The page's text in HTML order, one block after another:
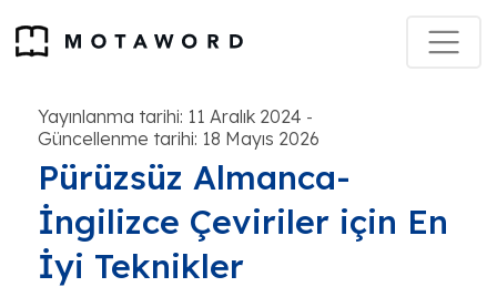
Yayınlanma tarihi: 11 Aralık 2024 -
Güncellenme tarihi: 18 Mayıs 2026
Pürüzsüz Almanca-
İngilizce Çeviriler için En
İyi Teknikler